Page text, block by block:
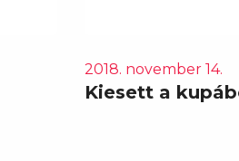
2018. november 14.
Kiesett a